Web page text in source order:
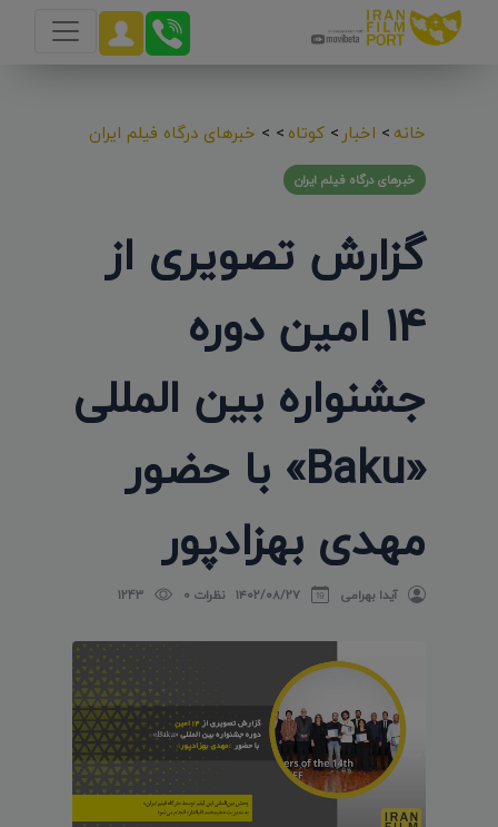
خانه> اخبار> کوتاه>
> خبرهای درگاه فیلم ایران
خبرهای درگاه فیلم ایران
گزارش تصویری از
14 امین دوره
جشنواره بین المللی
«Baku» با حضور
مهدی بهزادپور
آیدا بهرامی ۱۴۰۲/۰۸/۲۷ نظرات 0 1243